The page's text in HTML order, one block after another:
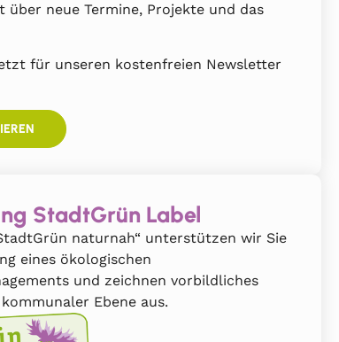
neue Termine, Projekte und das
für unseren kostenfreien Newsletter
StadtGrün Label
naturnah“ unterstützen wir Sie
eines ökologischen
und zeichnen vorbildliches
Ebene aus.